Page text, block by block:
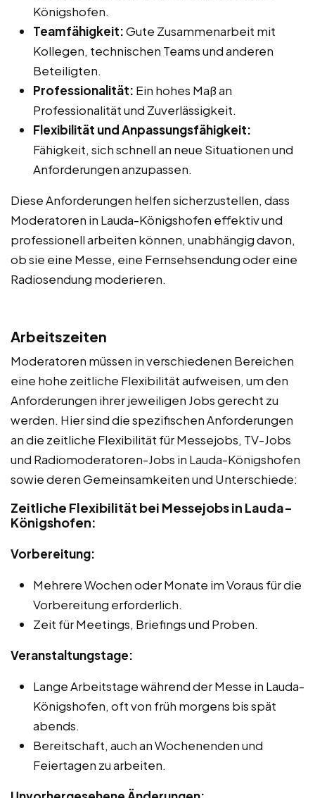
Königshofen.
Teamfähigkeit:Gute Zusammenarbeit mit
Kollegen, technischen Teams und anderen
Beteiligten.
Professionalität: Ein hohes Maß an
Professionalität und Zuverlässigkeit.
Flexibilität und Anpassungsfähigkeit:
Fähigkeit, sich schnell an neue Situationen und
Anforderungen anzupassen.
Diese Anforderungen helfen sicherzustellen, dass
Moderatoren in Lauda-Königshofen effektiv und
professionell arbeiten können, unabhängig davon,
ob sie eine Messe, eine Fernsehsendung oder eine
Radiosendung moderieren.
Arbeitszeiten
Moderatoren müssen in verschiedenen Bereichen
eine hohe zeitliche Flexibilität aufweisen, um den
Anforderungen ihrer jeweiligen Jobs gerecht zu
werden. Hier sind die spezifischen Anforderungen
an die zeitliche Flexibilität für Messejobs, TV-Jobs
und Radiomoderatoren-Jobs in Lauda-Königshofen
sowie deren Gemeinsamkeiten und Unterschiede:
Zeitliche Flexibilität bei Messejobs in Lauda-
Königshofen:
Vorbereitung:
Mehrere Wochen oder Monate im Voraus für die
Vorbereitung erforderlich.
Zeit für Meetings, Briefings und Proben.
Veranstaltungstage:
Lange Arbeitstage während der Messe in Lauda-
Königshofen, oft von früh morgens bis spät
abends.
Bereitschaft, auch an Wochenenden und
Feiertagen zu arbeiten.